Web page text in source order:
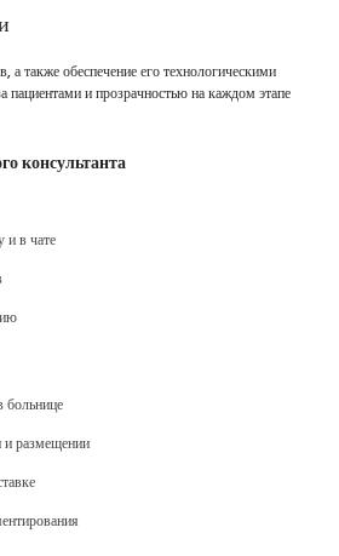
а также обеспечение его технологическими
пациентами и прозрачностью на каждом этапе
консультанта
и в чате
больнице
размещении